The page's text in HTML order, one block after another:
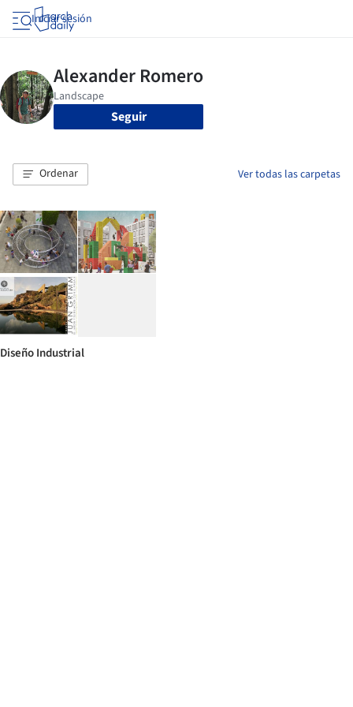
Iniciar sesión
Seguir
Ordenar Ver todas las carpetas
Diseño Industrial